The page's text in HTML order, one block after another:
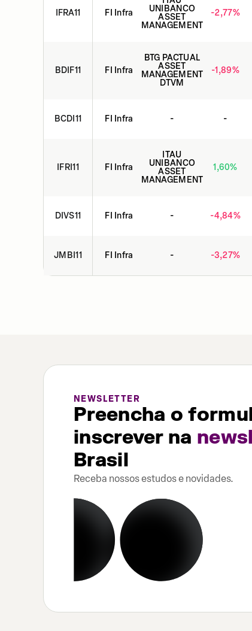
IFRA11 FI Infra
UNIBANCO
ASSET
MANAGEMENT
-2,77%
BDIF11 FI Infra
BTG PACTUAL
ASSET
MANAGEMENT
DTVM
-1,89%
BCDI11 FI Infra - -
IFRI11 FI Infra
ITAU
UNIBANCO
ASSET
MANAGEMENT
1,60%
DIVS11 FI Infra - -4,84%
JMBI11 FI Infra - -3,27%
NEWSLETTER
Preencha o
inscrever na
Brasil
Receba nossos estudos e novidades.